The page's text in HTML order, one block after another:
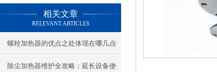
相关文章
RELEVANT ARTICLES
螺栓加热器的优点之处体现在哪几点
除尘加热器维护全攻略：延长设备使